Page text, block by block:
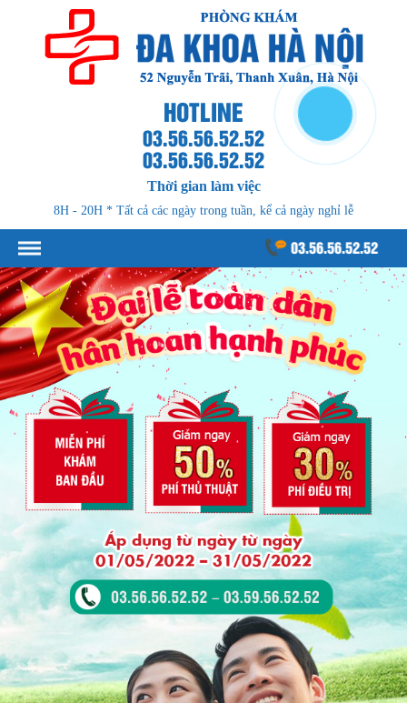
HOTLINE
03.56.56.52.52
03.56.56.52.52
Thời gian làm việc
8H - 20H * Tất cả các ngày trong tuần, kể cả ngày nghỉ lễ
03.56.56.52.52